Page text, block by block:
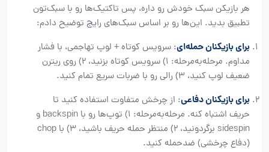
هر بازیکن سبک خودش رو داره، پس تاکتیک‌ها رو با سبک‌تون
تطبیق بدید. این‌ها رو بر اساس سبک‌های رایج توضیح دادم:
برای بازیکنان حمله‌ای: سرویس کوتاه + لوپ تهاجمی، با فشار
مداوم. مرحله‌به‌مرحله: ۱) سرویس کوتاه بزنید، ۲) روی ریترن
ضعیف لوپ کنید، ۳) رالی رو با ضربات سریع تمام کنید.
برای بازیکنان دفاعی: از چرخش متفاوت استفاده کنید تا
حریف اشتباه کنه. مرحله‌به‌مرحله: ۱) توپ‌ها رو با backspin و
sidespin برگردونید، ۲) منتظر حمله حریف باشید، ۳) با chop
(دفاع چرخشی) ضدحمله کنید.